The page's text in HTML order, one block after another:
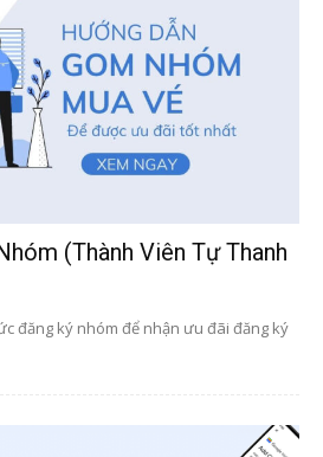
(thành Viên Tự Thanh
đăng ký nhóm để nhận ưu đãi đăng ký